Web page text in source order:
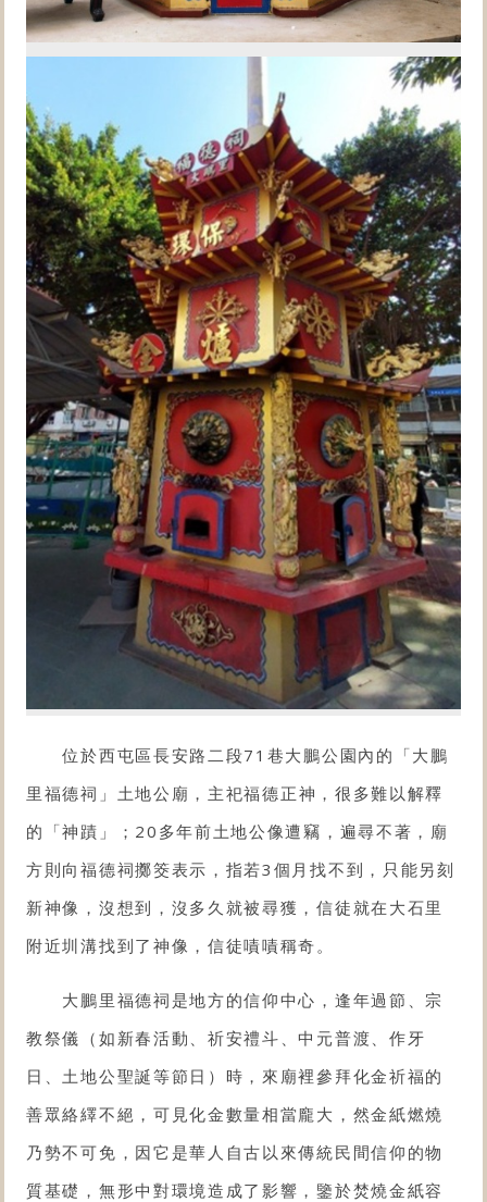
位於西屯區長安路二段71巷大鵬公園內的「大鵬
里福德祠 」土地公廟，主祀福德正神，很多難以解釋
的「神蹟」；20多年前土地公像遭竊，遍尋不著，廟
方則向福德祠擲筊表示，指若3個月找不到，只能另刻
新神像，沒想到，沒多久就被尋獲，信徒就在大石里
附近圳溝找到了神像，信徒嘖嘖稱奇。
大鵬里福德祠是地方的信仰中心，逢年過節、宗
教祭儀（如新春活動、祈安禮斗、中元普渡、作牙
日、土地公聖誕等節日）時，來廟裡參拜化金祈福的
善眾絡繹不絕，可見化金數量相當龐大，然金紙燃燒
乃勢不可免，因它是華人自古以來傳統民間信仰的物
質基礎，無形中對環境造成了影響，鑒於焚燒金紙容